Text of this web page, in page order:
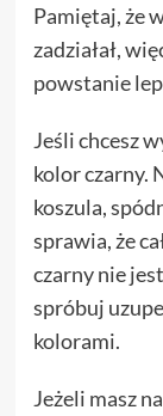
Pamiętaj, że
zadziałał,
powstanie
Jeśli chcesz
kolor czarny.
koszula,
sprawia, że
czarny nie
spróbuj
kolorami.
Jeżeli masz